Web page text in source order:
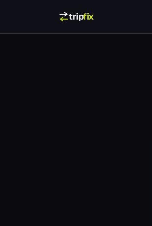
tripfix